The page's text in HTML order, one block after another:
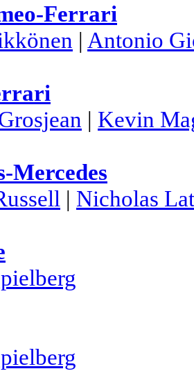
Ferrari
| Antonio
| Kevin
Mercedes
| Nicholas